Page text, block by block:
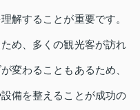
解することが重要です。
め、多くの観光客が訪れ
変わることもあるため、
備を整えることが成功の